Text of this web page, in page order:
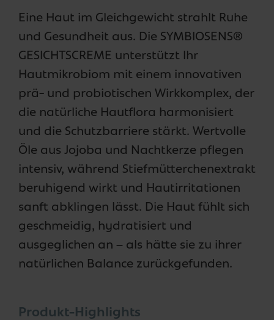
Eine Haut im Gleichgewicht strahlt Ruhe
und Gesundheit aus. Die SYMBIOSENS®
GESICHTSCREME unterstützt Ihr
Hautmikrobiom mit einem innovativen
prä- und probiotischen Wirkkomplex, der
die natürliche Hautflora harmonisiert
und die Schutzbarriere stärkt. Wertvolle
Öle aus Jojoba und Nachtkerze pflegen
intensiv, während Stiefmütterchenextrakt
beruhigend wirkt und Hautirritationen
sanft abklingen lässt. Die Haut fühlt sich
geschmeidig, hydratisiert und
ausgeglichen an – als hätte sie zu ihrer
natürlichen Balance zurückgefunden.
Produkt-Highlights